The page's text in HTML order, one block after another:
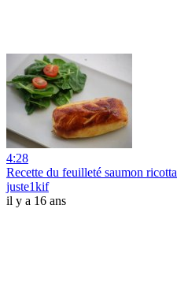
4:28
Recette du feuilleté saumon ricotta
juste1kif
il y a 16 ans